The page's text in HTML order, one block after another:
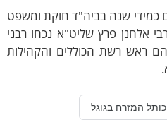
שנה בביה"ד חוקת ומשפט
פרץ שליט"א נכחו רבני
ראש רשת הכוללים והקהילות
המזרח בגוגל